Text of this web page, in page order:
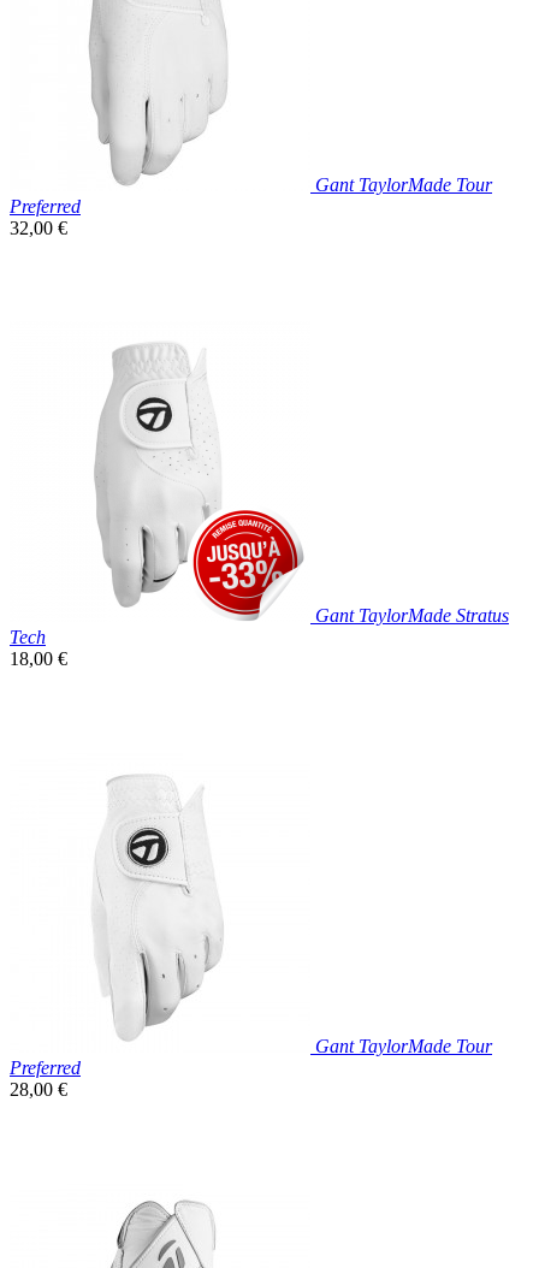
Gant TaylorMade Tour
Preferred
Prix
32,00 €
Aperçu rapide
Gant TaylorMade Stratus
Tech
Prix
18,00 €
Aperçu rapide
Gant TaylorMade Tour
Preferred
Prix
28,00 €
Aperçu rapide